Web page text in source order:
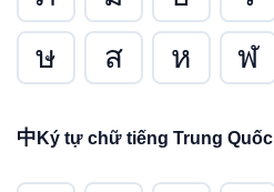
ษ
ส ห ฬ
中 Ký tự chữ tiếng Trung Quốc